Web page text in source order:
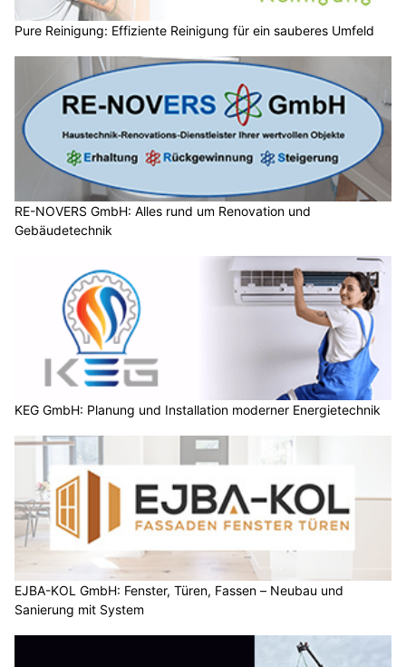
Pure Reinigung: Effiziente Reinigung für ein sauberes Umfeld
RE-NOVERS GmbH: Alles rund um Renovation und
Gebäudetechnik
KEG GmbH: Planung und Installation moderner Energietechnik
EJBA-KOL GmbH: Fenster, Türen, Fassen – Neubau und
Sanierung mit System